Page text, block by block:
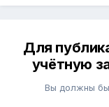
Для
учётную
Вы должны